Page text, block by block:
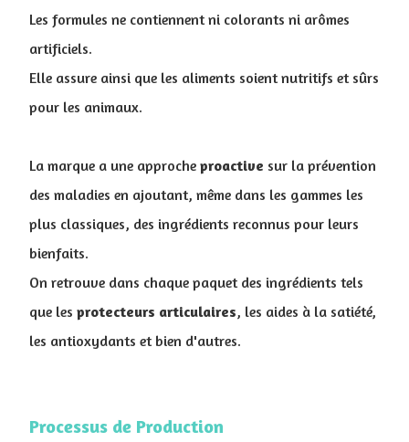
Les formules ne contiennent ni colorants ni arômes
artificiels.
Elle assure ainsi que les aliments soient nutritifs et sûrs
pour les animaux.
La marque a une approche proactive sur la prévention
des maladies en ajoutant, même dans les gammes les
plus classiques, des ingrédients reconnus pour leurs
bienfaits.
On retrouve dans chaque paquet des ingrédients tels
que les protecteurs articulaires, les aides à la satiété,
les antioxydants et bien d'autres.
Processus de Production